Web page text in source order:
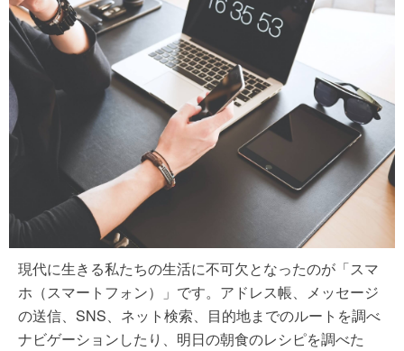
現代に生きる私たちの生活に不可欠となったのが「スマ
ホ（スマートフォン）」です。アドレス帳、メッセージ
の送信、SNS、ネット検索、目的地までのルートを調べ
ナビゲーションしたり、明日の朝食のレシピを調べた